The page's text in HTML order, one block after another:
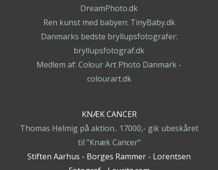
DreamPhoto.dk
Ren kunst med babyen: TinyBaby.dk
Danmarks bedste bryllupsfotografer:
bryllupsfotograf.dk
Medlem af: Colour Art Photo Danmark -
colourart.dk
KNÆK CANCER
Thomas Helmig på aktion.. 17000,- gik ubeskåret
til "Knæk Cancer"
Stiften Aarhus - Borges Rammer - Lorentsen